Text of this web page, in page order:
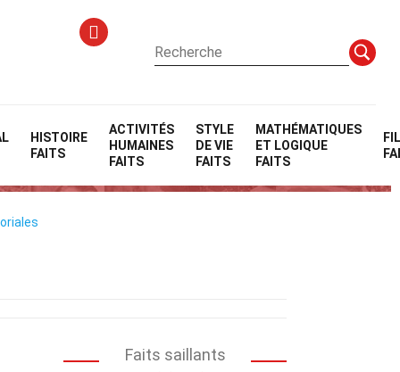
HISTOIRE
FAITS
ACTIVITÉS
HUMAINES
FAITS
STYLE
DE VIE
FAITS
MATHÉMATIQUES
ET LOGIQUE
FAITS
Faits saillants